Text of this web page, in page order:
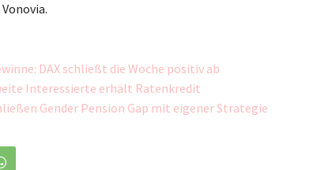
DAX schließt die Woche positiv ab
Interessierte erhält Ratenkredit
Gender Pension Gap mit eigener Strategie